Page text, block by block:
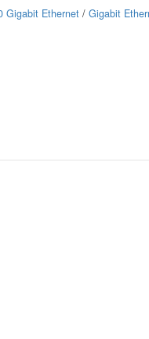
Gigabit Ethernet / Gigabit